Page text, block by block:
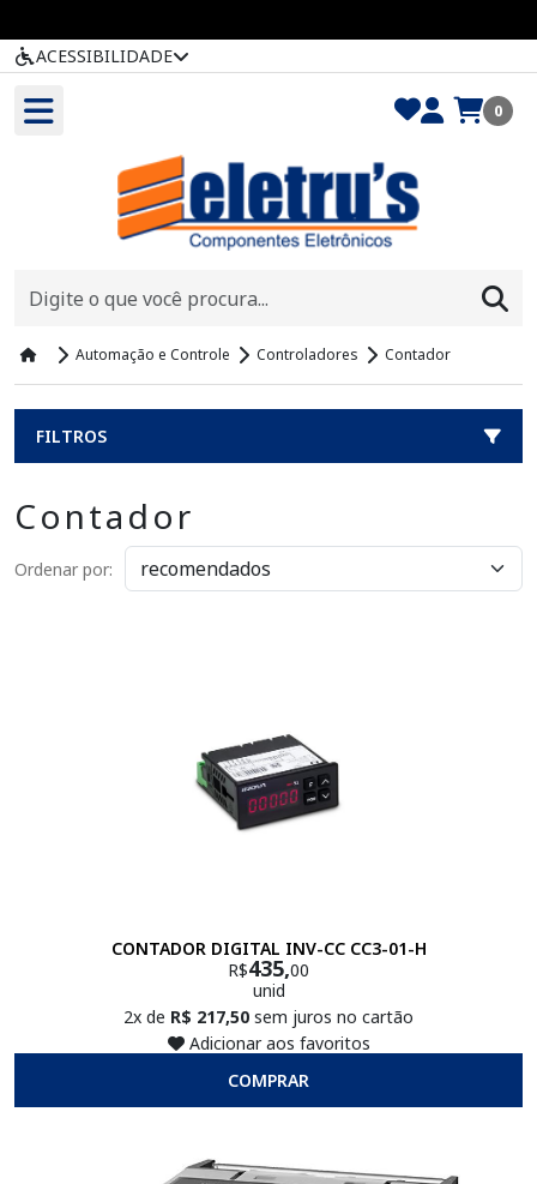
ACESSIBILIDADE
0
Automação e Controle Controladores Contador
FILTROS
Contador
Ordenar por:
CONTADOR DIGITAL INV-CC CC3-01-H
R$435,00
unid
2x de R$ 217,50 sem juros no cartão
Adicionar aos favoritos
COMPRAR